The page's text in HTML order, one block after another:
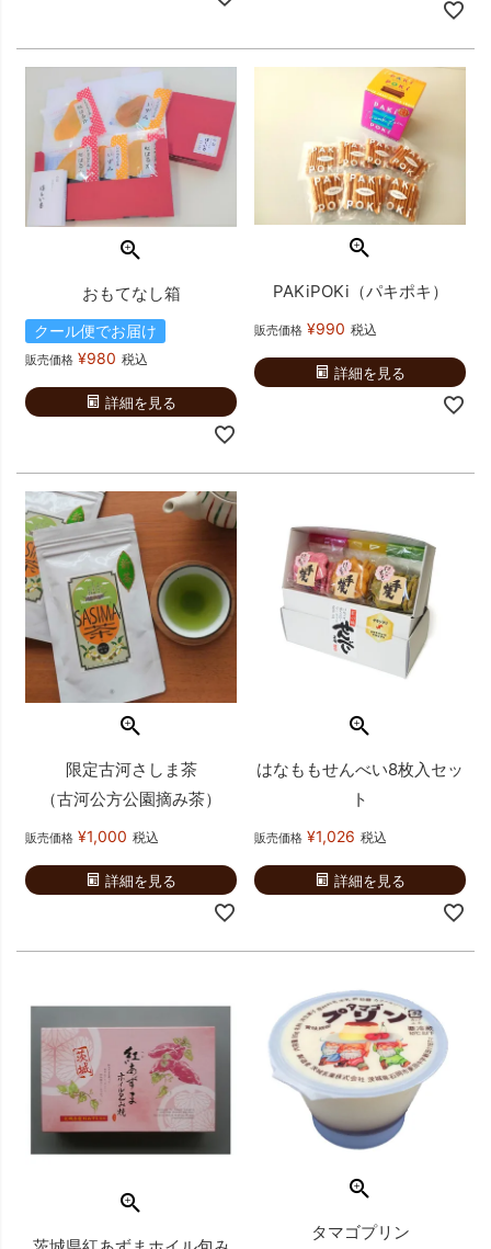
おもてなし箱
クール便でお届け
販売価格 ¥980 税込
詳細を見る
PAKiPOKi（パキポキ）
販売価格 ¥990 税込
詳細を見る
限定古河さしま茶
（古河公方公園摘み茶）
販売価格 ¥1,000 税込
詳細を見る
はなももせんべい8枚入セッ
ト
販売価格 ¥1,026 税込
詳細を見る
タマゴプリン